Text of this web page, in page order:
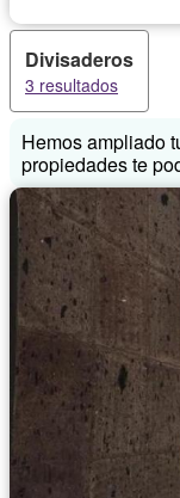
Divisaderos
3 resultados
Hemos ampliado
propiedades te